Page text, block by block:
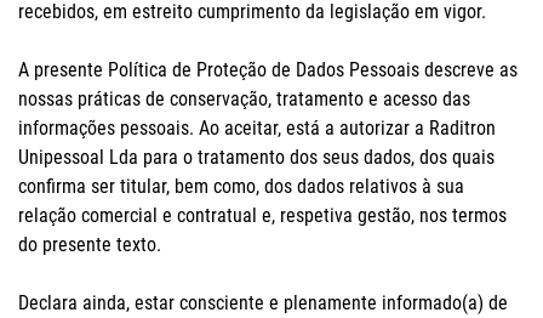
recebidos, em estreito cumprimento da legislação em vigor.
A presente Política de Proteção de Dados Pessoais descreve as
nossas práticas de conservação, tratamento e acesso das
informações pessoais. Ao aceitar, está a autorizar a Raditron
Unipessoal Lda para o tratamento dos seus dados, dos quais
confirma ser titular, bem como, dos dados relativos à sua
relação comercial e contratual e, respetiva gestão, nos termos
do presente texto.
Declara ainda, estar consciente e plenamente informado(a) de